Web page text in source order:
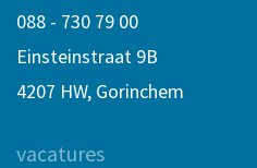
088 - 730 79 00
Einsteinstraat 9B
4207 HW, Gorinchem
vacatures